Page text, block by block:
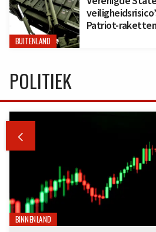
BUITENLAND
Patriot-
POLITIEK

BINNENLAND